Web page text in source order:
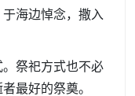
海边悼念，撒入
祭祀方式也不必
最好的祭奠。